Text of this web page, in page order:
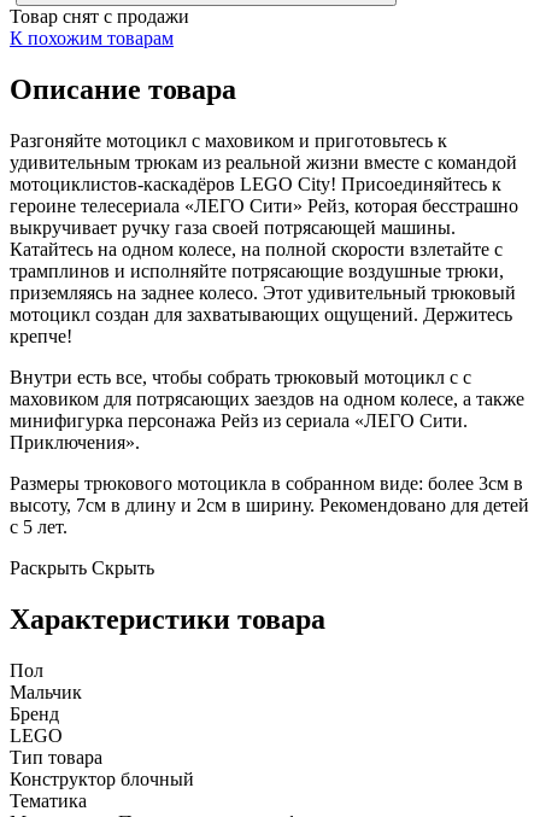
Товар снят с продажи
К похожим товарам
Описание товара
Разгоняйте мотоцикл с маховиком и приготовьтесь к
удивительным трюкам из реальной жизни вместе с командой
мотоциклистов-каскадёров LEGO City! Присоединяйтесь к
героине телесериала «ЛЕГО Сити» Рейз, которая бесстрашно
выкручивает ручку газа своей потрясающей машины.
Катайтесь на одном колесе, на полной скорости взлетайте с
трамплинов и исполняйте потрясающие воздушные трюки,
приземляясь на заднее колесо. Этот удивительный трюковый
мотоцикл создан для захватывающих ощущений. Держитесь
крепче!
Внутри есть все, чтобы собрать трюковый мотоцикл с с
маховиком для потрясающих заездов на одном колесе, а также
минифигурка персонажа Рейз из сериала «ЛЕГО Сити.
Приключения».
Размеры трюкового мотоцикла в собранном виде: более 3см в
высоту, 7см в длину и 2см в ширину. Рекомендовано для детей
с 5 лет.
Раскрыть Скрыть
Характеристики товара
Пол
Мальчик
Бренд
LEGO
Тип товара
Конструктор блочный
Тематика